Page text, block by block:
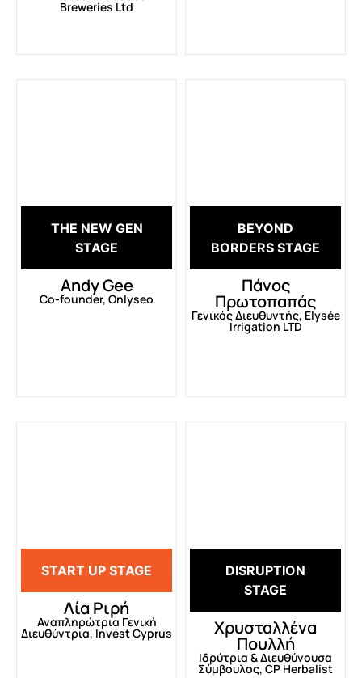
Breweries Ltd
THE NEW GEN
STAGE
Andy Gee
Co-founder, Onlyseo
BEYOND
BORDERS STAGE
Πάνος
Πρωτοπαπάς
Γενικός Διευθυντής, Elysée
Irrigation LTD
START UP STAGE
Λία Ριρή
Αναπληρώτρια Γενική
Διευθύντρια, Invest Cyprus
DISRUPTION
STAGE
Χρυσταλλένα
Πουλλή
Ιδρύτρια & Διευθύνουσα
Σύμβουλος, CP Herbalist